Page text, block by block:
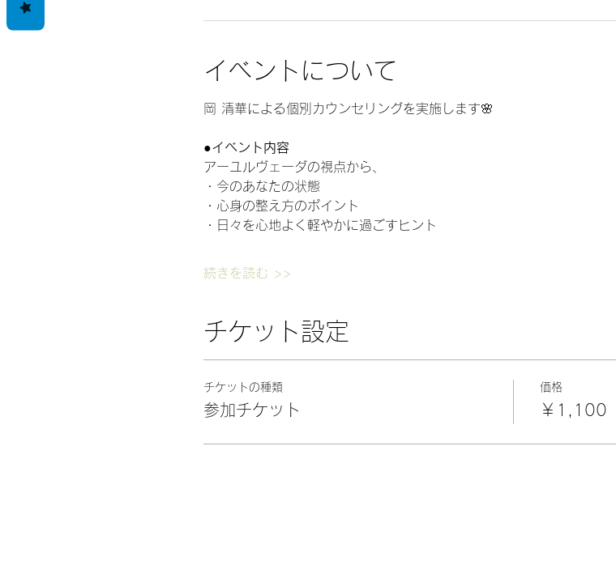
イベントについて
岡 清華による個別カウンセリングを実施します🌸
●イベント内容
アーユルヴェーダの視点から、
・今のあなたの状態
・心身の整え方のポイント
・日々を心地よく軽やかに過ごすヒント
続きを読む >>
チケット設定
チケットの種類
参加チケット
価格
￥1,100